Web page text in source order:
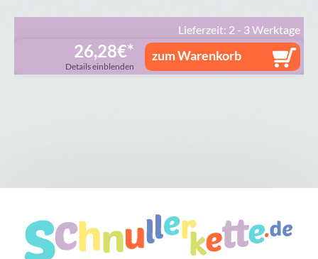
Lieferzeit: 2 - 3 Werktage
26,28€
Details einblenden
zum Warenkorb